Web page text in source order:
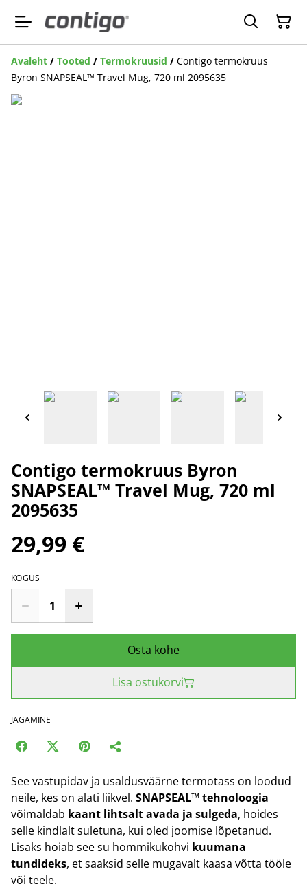
Avaleht / Tooted / Termokruusid / Contigo termokruus
Byron SNAPSEAL™ Travel Mug, 720 ml 2095635
Contigo termokruus Byron
SNAPSEAL™ Travel Mug, 720 ml
2095635
29,99 €
KOGUS
Osta kohe
Lisa ostukorvi
JAGAMINE
See vastupidav ja usaldusväärne termotass on loodud
neile, kes on alati liikvel. SNAPSEAL™ tehnoloogia
võimaldab kaant lihtsalt avada ja sulgeda, hoides
selle kindlalt suletuna, kui oled joomise lõpetanud.
Lisaks hoiab see su hommikukohvi kuumana
tundideks, et saaksid selle mugavalt kaasa võtta tööle
või teele.